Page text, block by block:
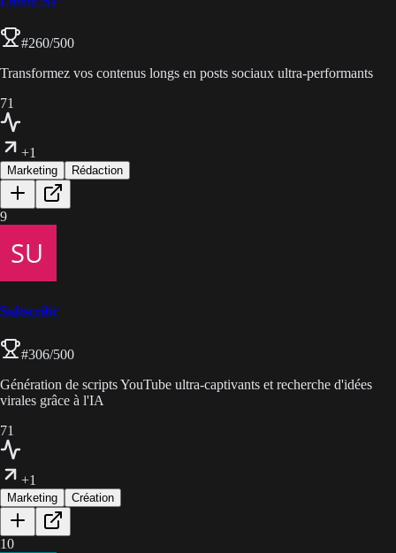
#260/500
Transformez vos contenus longs en posts sociaux ultra-performants
71
+1
Marketing Rédaction
9
Subscribr
#306/500
Génération de scripts YouTube ultra-captivants et recherche d'idées
virales grâce à l'IA
71
+1
Marketing Création
10